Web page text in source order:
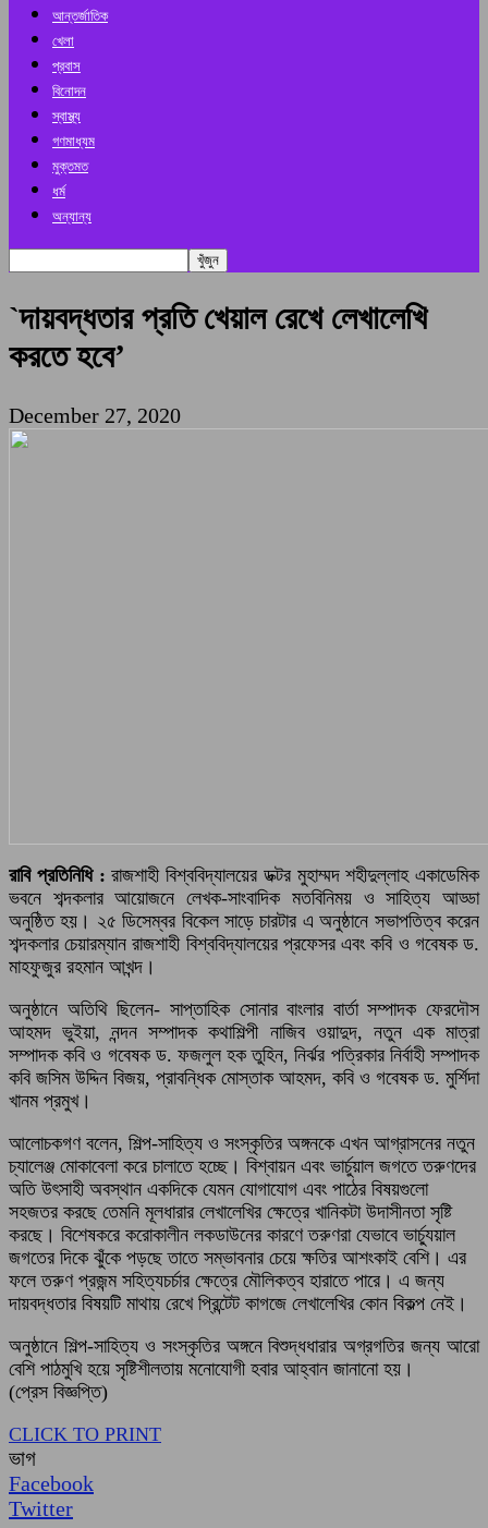
আন্তর্জাতিক
খেলা
প্রবাস
বিনোদন
স্বাস্থ্য
গণমাধ্যম
মুক্তমত
ধর্ম
অন্যান্য
`দায়বদ্ধতার প্রতি খেয়াল রেখে লেখালেখি
করতে হবে’
December 27, 2020
রাবি প্রতিনিধি :রাজশাহী বিশ্ববিদ্যালয়ের ডক্টর মুহাম্মদ শহীদুল্লাহ একাডেমিক
ভবনে শব্দকলার আয়োজনে লেখক-সাংবাদিক মতবিনিময় ও সাহিত্য আড্ডা
অনুষ্ঠিত হয়। ২৫ ডিসেম্বর বিকেল সাড়ে চারটার এ অনুষ্ঠানে সভাপতিত্ব করেন
শব্দকলার চেয়ারম্যান রাজশাহী বিশ্ববিদ্যালয়ের প্রফেসর এবং কবি ও গবেষক ড.
মাহফুজুর রহমান আখন্দ।
অনুষ্ঠানে অতিথি ছিলেন- সাপ্তাহিক সোনার বাংলার বার্তা সম্পাদক ফেরদৌস
আহমদ ভুইয়া, নন্দন সম্পাদক কথাশিল্পী নাজিব ওয়াদুদ, নতুন এক মাত্রা
সম্পাদক কবি ও গবেষক ড. ফজলুল হক তুহিন, নির্ঝর পত্রিকার নির্বাহী সম্পাদক
কবি জসিম উদ্দিন বিজয়, প্রাবন্ধিক মোস্তাক আহমদ, কবি ও গবেষক ড. মুর্শিদা
খানম প্রমুখ।
আলোচকগণ বলেন, শিল্প-সাহিত্য ও সংস্কৃতির অঙ্গনকে এখন আগ্রাসনের নতুন
চ্যালেঞ্জ মোকাবেলা করে চালাতে হচ্ছে। বিশ্বায়ন এবং ভার্চুয়াল জগতে তরুণদের
অতি উৎসাহী অবস্থান একদিকে যেমন যোগাযোগ এবং পাঠের বিষয়গুলো
সহজতর করছে তেমনি মূলধারার লেখালেখির ক্ষেত্রে খানিকটা উদাসীনতা সৃষ্টি
করছে। বিশেষকরে করোকালীন লকডাউনের কারণে তরুণরা যেভাবে ভার্চ্যুয়াল
জগতের দিকে ঝুঁকে পড়ছে তাতে সম্ভাবনার চেয়ে ক্ষতির আশংকাই বেশি। এর
ফলে তরুণ প্রজন্ম সহিত্যচর্চার ক্ষেত্রে মৌলিকত্ব হারাতে পারে। এ জন্য
দায়বদ্ধতার বিষয়টি মাথায় রেখে প্রিন্টেট কাগজে লেখালেখির কোন বিকল্প নেই।
অনুষ্ঠানে শিল্প-সাহিত্য ও সংস্কৃতির অঙ্গনে বিশুদ্ধধারার অগ্রগতির জন্য আরো
বেশি পাঠমুখি হয়ে সৃষ্টিশীলতায় মনোযোগী হবার আহ্বান জানানো হয়।
(প্রেস বিজ্ঞপ্তি)
CLICK TO PRINT
ভাগ
Facebook
Twitter